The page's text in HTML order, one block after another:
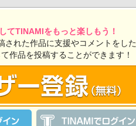
てTINAMIをもっと楽しもう！
された作品に支援やコメントをした
作品を投稿することができます！